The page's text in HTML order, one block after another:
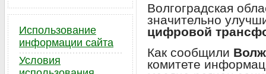
Волгоградская
значительно
цифровой
Как сообщили
комитете
Использование
информации сайта
Условия